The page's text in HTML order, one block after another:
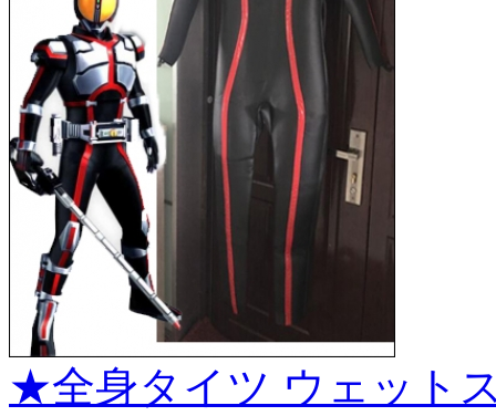
★全身タイツ ウェット